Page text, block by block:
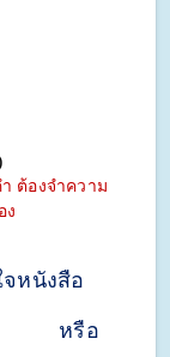
ต้องจำความ
ง
อ